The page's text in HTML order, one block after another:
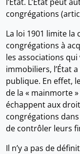
congrégations
La loi 1901 limite la
congrégations à
les associations
immobiliers, l’État
publique. En effet,
de la « mainmorte
échappent aux
congrégations
de contrôler leurs
Il n’y a pas de